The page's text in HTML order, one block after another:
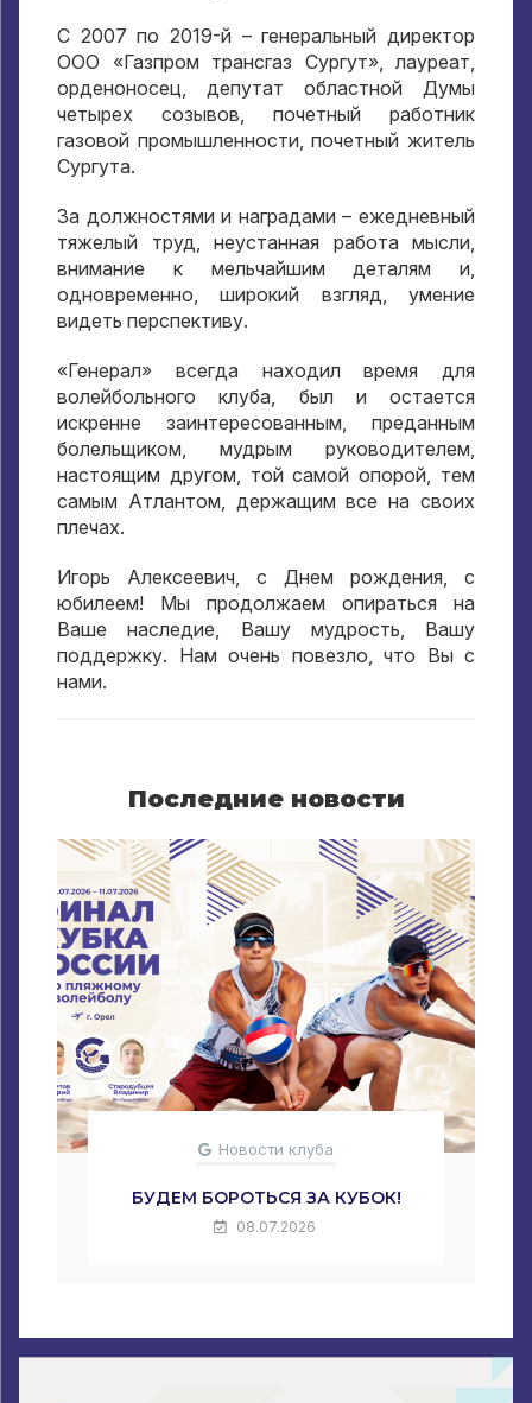
С 2007 по 2019-й – генеральный директор
ООО «Газпром трансгаз Сургут», лауреат,
орденоносец, депутат областной Думы
четырех созывов, почетный работник
газовой промышленности, почетный житель
Сургута.
За должностями и наградами – ежедневный
тяжелый труд, неустанная работа мысли,
внимание к мельчайшим деталям и,
одновременно, широкий взгляд, умение
видеть перспективу.
«Генерал» всегда находил время для
волейбольного клуба, был и остается
искренне заинтересованным, преданным
болельщиком, мудрым руководителем,
настоящим другом, той самой опорой, тем
самым Атлантом, держащим все на своих
плечах.
Игорь Алексеевич, с Днем рождения, с
юбилеем! Мы продолжаем опираться на
Ваше наследие, Вашу мудрость, Вашу
поддержку. Нам очень повезло, что Вы с
нами.
Последние новости
Новости клуба
БУДЕМ БОРОТЬСЯ ЗА КУБОК!
08.07.2026